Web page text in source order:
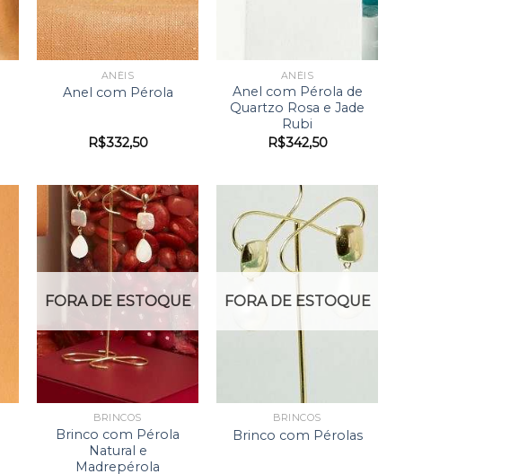
ANÉIS
Anel com Pérola
R$332,50
ANÉIS
Anel com Pérola de
Quartzo Rosa e Jade
Rubi
R$342,50
FORA DE ESTOQUE
BRINCOS
Brinco com Pérola
Natural e
Madrepérola
FORA DE ESTOQUE
BRINCOS
Brinco com Pérolas